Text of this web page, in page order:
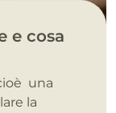
e cosa
una
la